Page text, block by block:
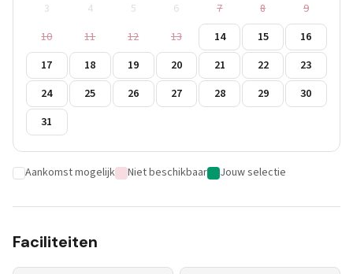
3
4 5 6 7 8
9
10
11 12 13 14 15
16
17
18 19 20 21 22
23
24
25 26 27 28 29
30
31
Aankomst mogelijk Niet beschikbaar Jouw selectie
Faciliteiten